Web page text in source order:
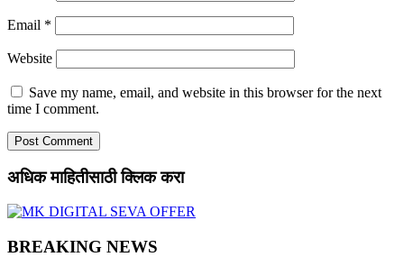
Email *
Website
Save my name, email, and website in this browser for the next
time I comment.
अधिक माहितीसाठी क्लिक करा
BREAKING NEWS